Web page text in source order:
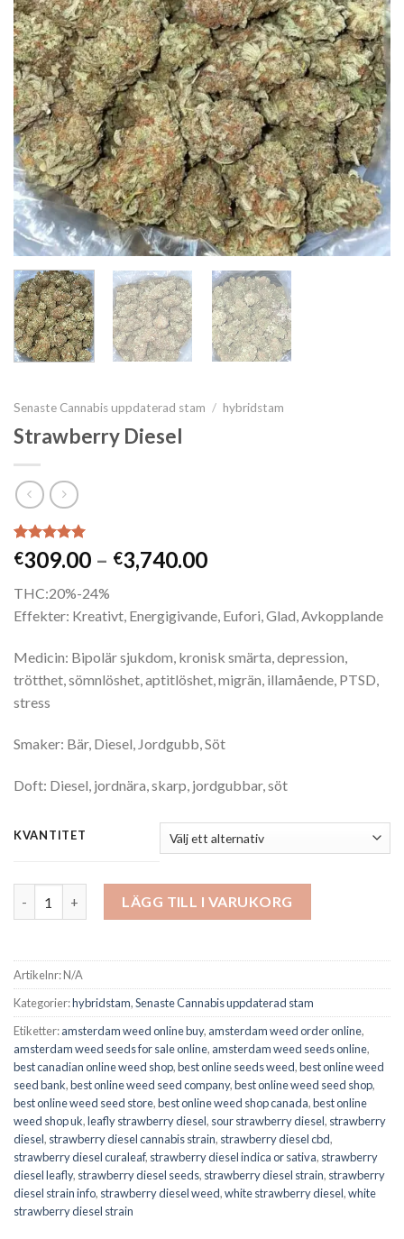
Senaste Cannabis uppdaterad stam / hybridstam
Strawberry Diesel
Betygsatt
5.00av 5
1
kundrecension
€309.00 – €3,740.00Prisintervall:
€3,740.00
THC:20%-24%
Effekter: Kreativt, Energigivande, Eufori, Glad, Avkopplande
Medicin: Bipolär sjukdom, kronisk smärta, depression,
trötthet, sömnlöshet, aptitlöshet, migrän, illamående, PTSD,
stress
Smaker: Bär, Diesel, Jordgubb, Söt
Doft: Diesel, jordnära, skarp, jordgubbar, söt
KVANTITET
Strawberry Diesel mängdLÄGG TILL I VARUKORG
Artikelnr:N/A
Kategorier:hybridstam,Senaste Cannabis uppdaterad stam
Etiketter:amsterdam weed online buy, amsterdam weed order online,
amsterdam weed seeds for sale online, amsterdam weed seeds online,
best canadian online weed shop,best online seeds weed,best online weed
seed bank,best online weed seed company,best online weed seed shop,
best online weed seed store,best online weed shop canada,best online
weed shop uk,leafly strawberry diesel, sour strawberry diesel, strawberry
diesel, strawberry diesel cannabis strain, strawberry diesel cbd,
strawberry diesel curaleaf, strawberry diesel indica or sativa, strawberry
diesel leafly, strawberry diesel seeds, strawberry diesel strain, strawberry
diesel strain info, strawberry diesel weed,white strawberry diesel,white
strawberry diesel strain